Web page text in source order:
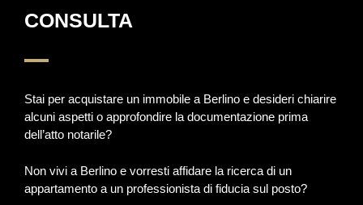
CONSULTA
Stai per acquistare un immobile a Berlino e desideri chiarire
alcuni aspetti o approfondire la documentazione prima
dell’atto notarile?
Non vivi a Berlino e vorresti affidare la ricerca di un
appartamento a un professionista di fiducia sul posto?